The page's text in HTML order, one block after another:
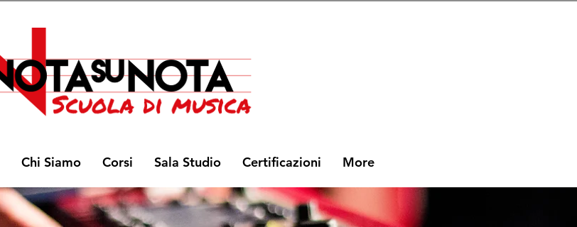
Chi Siamo Corsi Sala Studio Certificazioni More